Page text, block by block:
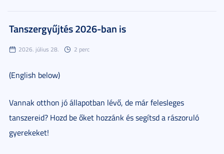
Tanszergyűjtés 2026-ban is
2026. július 28. 2 perc
(English below)
Vannak otthon jó állapotban lévő, de már felesleges
tanszereid? Hozd be őket hozzánk és segítsd a rászoruló
gyerekeket!